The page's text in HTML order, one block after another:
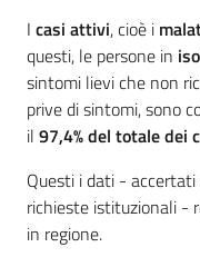
I casi attivi, cioè i
questi, le persone in
sintomi lievi che non
prive di sintomi, sono
il 97,4% del totale dei
Questi i dati -
richieste istituzionali -
in regione.